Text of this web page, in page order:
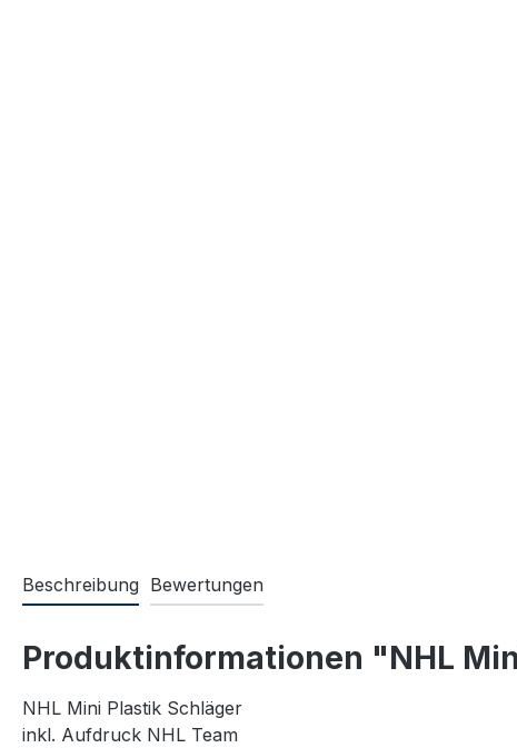
Beschreibung Bewertungen
Produktinformationen "NHL
NHL Mini Plastik Schläger
inkl. Aufdruck NHL Team